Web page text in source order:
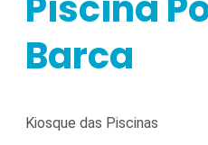
Barca
Kiosque das Piscinas